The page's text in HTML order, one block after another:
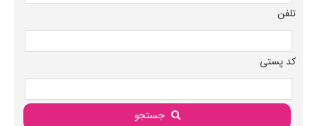
تلفن
کد پستی
جستجو